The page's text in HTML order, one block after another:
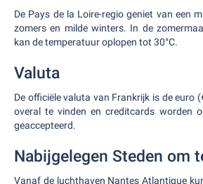
De Pays de la Loire-regio geniet van een
zomers en milde winters. In de
kan de temperatuur oplopen tot 30°C.
Valuta
De officiële valuta van Frankrijk is de euro
overal te vinden en creditcards worden
geaccepteerd.
Nabijgelegen Steden om
Vanaf de luchthaven Nantes Atlantique